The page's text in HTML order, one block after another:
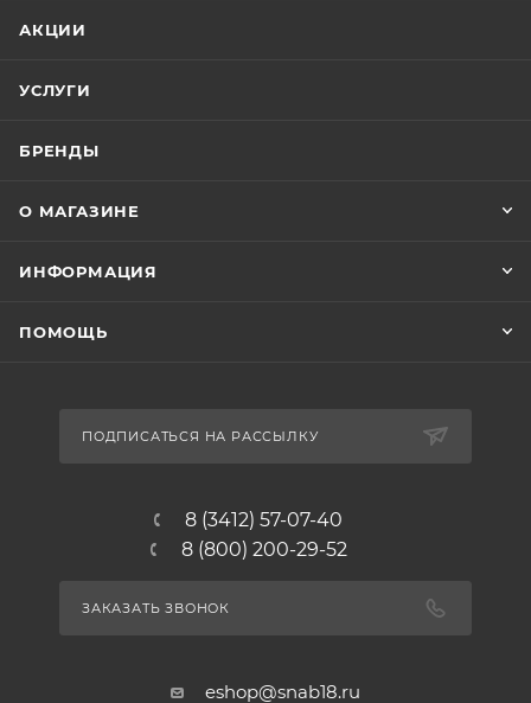
АКЦИИ
УСЛУГИ
БРЕНДЫ
О МАГАЗИНЕ
ИНФОРМАЦИЯ
ПОМОЩЬ
ПОДПИСАТЬСЯ НА РАССЫЛКУ
8 (3412) 57-07-40
8 (800) 200-29-52
ЗАКАЗАТЬ ЗВОНОК
eshop@snab18.ru